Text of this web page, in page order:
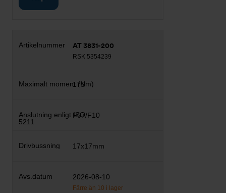
AT 3831-200
RSK 5354239
175
F07/F10
17x17mm
2026-08-10
Färre än 10 i lager